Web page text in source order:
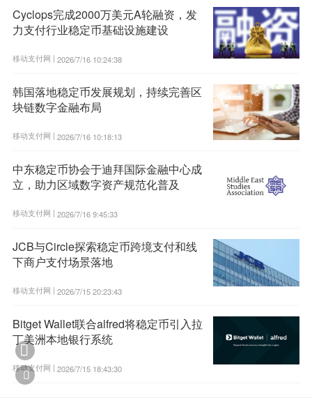
Cyclops完成2000万美元A轮融资，发
力支付行业稳定币基础设施建设
移动支付网 | 2026/7/16 10:24:38
韩国落地稳定币发展规划，持续完善区
块链数字金融布局
移动支付网 | 2026/7/16 10:18:13
中东稳定币协会于迪拜国际金融中心成
立，助力区域数字资产规范化普及
移动支付网 | 2026/7/16 9:45:33
JCB与Circle探索稳定币跨境支付和线
下商户支付场景落地
移动支付网 | 2026/7/15 20:23:43
Bitget Wallet联合alfred将稳定币引入拉
丁美洲本地银行系统
移动支付网 | 2026/7/15 18:43:30

